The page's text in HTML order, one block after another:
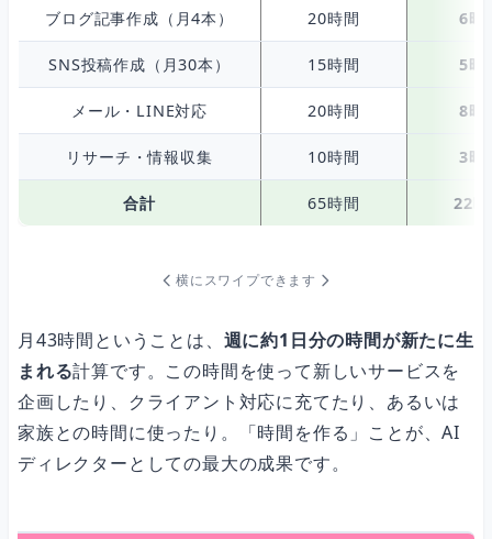
ブログ記事作成（月4本） 20時間 6時
SNS投稿作成（月30本） 15時間 5時
メール・LINE対応 20時間 8時
リサーチ・情報収集 10時間 3時
合計 65時間 22
横にスワイプできます
月43時間ということは、 週に約1日分の時間が新たに生
まれる計算です。この時間を使って新しいサービスを
企画したり、クライアント対応に充てたり、あるいは
家族との時間に使ったり。「時間を作る」ことが、AI
ディレクターとしての最大の成果です。